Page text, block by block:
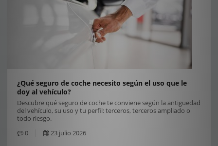
¿Qué seguro de coche necesito según el uso que le
doy al vehículo?
Descubre qué seguro de coche te conviene según la antigüedad
del vehículo, su uso y tu perfil: terceros, terceros ampliado o
todo riesgo.
0
23 julio 2026